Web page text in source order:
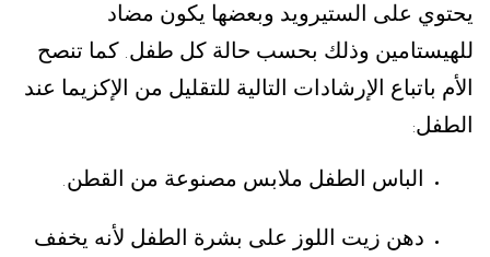
يحتوي على الستيرويد وبعضها يكون مضاد
للهيستامين وذلك بحسب حالة كل طفل. كما تنصح
الأم باتباع الإرشادات التالية للتقليل من الإكزيما عند
الطفل:
الباس الطفل ملابس مصنوعة من القطن.
دهن زيت اللوز على بشرة الطفل لأنه يخفف